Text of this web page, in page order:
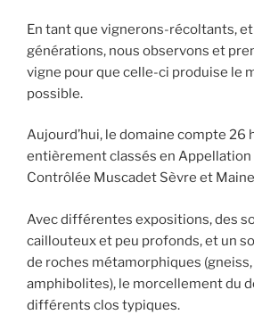
En tant que vignerons-récoltants,
générations, nous observons et
vigne pour que celle-ci produise le
possible.
Aujourd’hui, le domaine compte 26
entièrement classés en Appellation
Contrôlée Muscadet Sèvre et
Avec différentes expositions, des
caillouteux et peu profonds, et un
de roches métamorphiques
amphibolites), le morcellement du
différents clos typiques.